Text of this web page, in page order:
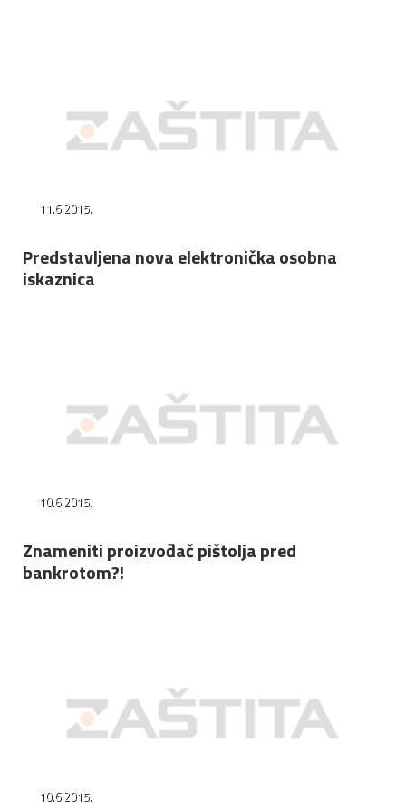
11.6.2015.
Predstavljena nova elektronička osobna
iskaznica
10.6.2015.
Znameniti proizvođač pištolja pred
bankrotom?!
10.6.2015.